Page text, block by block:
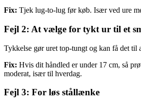
Fix: Tjek lug-to-lug før køb. Især ved ure
Fejl 2: At vælge for tykt ur til et
Tykkelse gør uret top-tungt og kan få det til
Fix: Hvis dit håndled er under 17 cm, så
moderat, især til hverdag.
Fejl 3: For løs stållænke